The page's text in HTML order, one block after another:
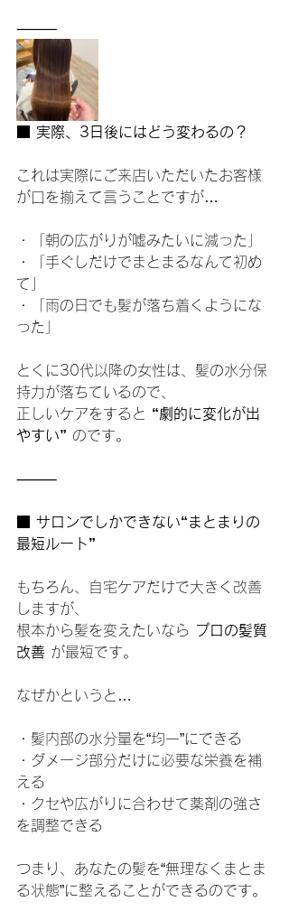
⸻
■ 実際、3日後にはどう変わるの？
これは実際にご来店いただいたお客様
が口を揃えて言うことですが…
・「朝の広がりが嘘みたいに減った」
・「手ぐしだけでまとまるなんて初め
て」
・「雨の日でも髪が落ち着くようにな
った」
とくに30代以降の女性は、髪の水分保
持力が落ちているので、
正しいケアをすると “劇的に変化が出
やすい” のです。
⸻
■ サロンでしかできない“まとまりの
最短ルート”
もちろん、自宅ケアだけで大きく改善
しますが、
根本から髪を変えたいなら プロの髪質
改善 が最短です。
なぜかというと…
・髪内部の水分量を“均一”にできる
・ダメージ部分だけに必要な栄養を補
える
・クセや広がりに合わせて薬剤の強さ
を調整できる
つまり、あなたの髪を“無理なくまとま
る状態”に整えることができるのです。